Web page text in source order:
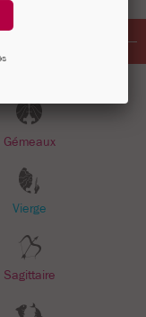
Gémeaux
Vierge
Sagittaire